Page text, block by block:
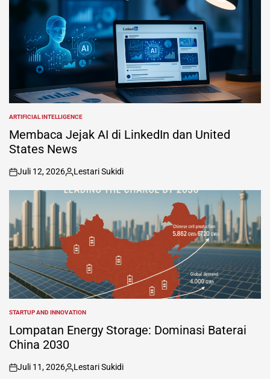
POSTED
IN
ARTIFICIAL INTELLIGENCE
Membaca Jejak AI di LinkedIn dan United
States News
on
Juli 12, 2026
Posted
by
Lestari Sukidi
POSTED
IN
STARTUP AND INNOVATION
Lompatan Energy Storage: Dominasi Baterai
China 2030
on
Juli 11, 2026
Posted
Lestari Sukidi